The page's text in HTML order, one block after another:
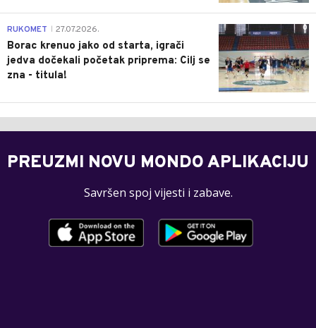
0
RUKOMET 27.07.2026.
Borac krenuo jako od starta, igrači
jedva dočekali početak priprema: Cilj se
zna - titula!
PREUZMI NOVU MONDO APLIKACIJU
Savršen spoj vijesti i zabave.